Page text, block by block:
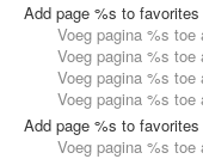
Add page %s to favorites
Voeg pagina %s toe
Voeg pagina %s toe
Voeg pagina %s toe
Voeg pagina %s toe
Add page %s to
Voeg pagina %s toe